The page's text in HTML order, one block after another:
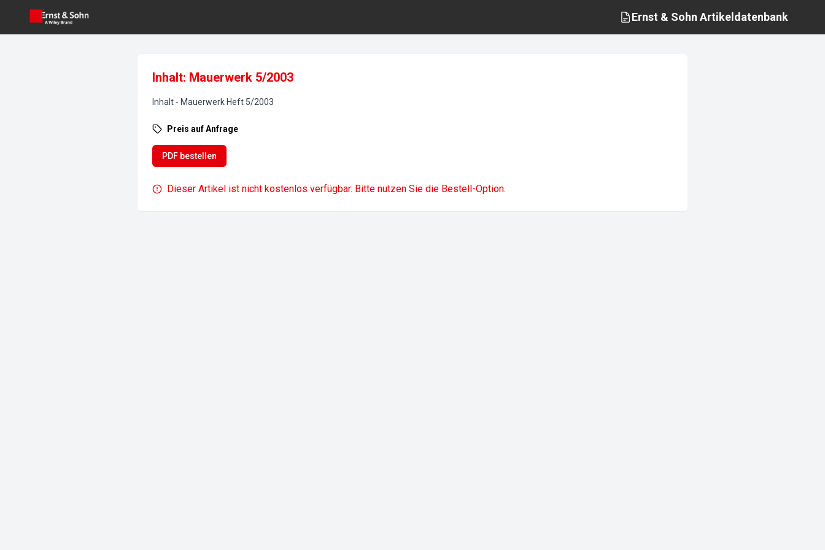
Ernst & Sohn Artikeldatenbank
Inhalt: Mauerwerk 5/2003
Inhalt - Mauerwerk Heft 5/2003
Preis auf Anfrage
PDF bestellen
Dieser Artikel ist nicht kostenlos verfügbar. Bitte nutzen Sie die Bestell-Option.